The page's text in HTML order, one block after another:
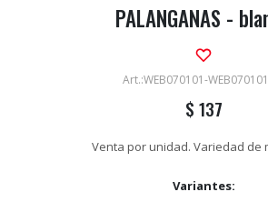
PALANGANAS -
WEB070101-
$ 137
Venta por unidad. Variedad de
Variantes: